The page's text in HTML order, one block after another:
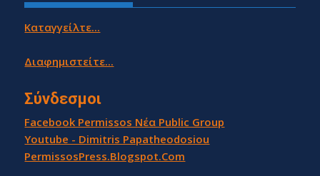
Καταγγείλτε...
Διαφημιστείτε...
Σύνδεσμοι
Facebook Permissos Νέα Public Group
Youtube - Dimitris Papatheodosiou
PermissosPress.Blogspot.Com